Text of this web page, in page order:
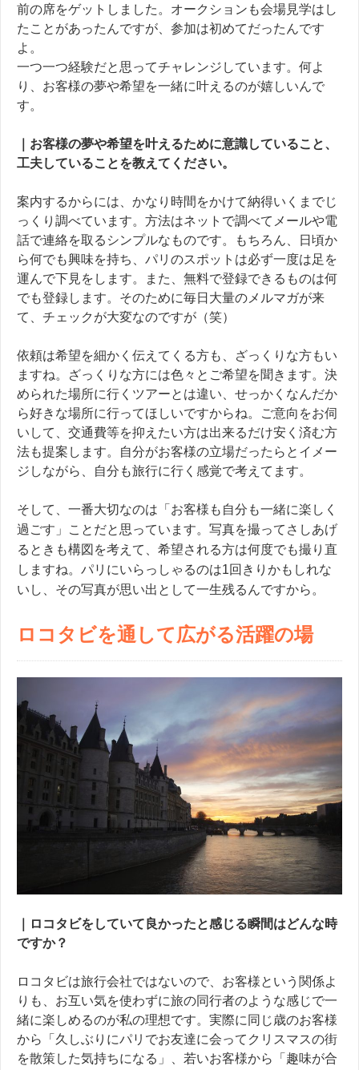
前の席をゲットしました。オークションも会場見学はし
たことがあったんですが、参加は初めてだったんです
よ。
一つ一つ経験だと思ってチャレンジしています。何よ
り、お客様の夢や希望を一緒に叶えるのが嬉しいんで
す。
｜お客様の夢や希望を叶えるために意識していること、
工夫していることを教えてください。
案内するからには、かなり時間をかけて納得いくまでじ
っくり調べています。方法はネットで調べてメールや電
話で連絡を取るシンプルなものです。もちろん、日頃か
ら何でも興味を持ち、パリのスポットは必ず一度は足を
運んで下見をします。また、無料で登録できるものは何
でも登録します。そのために毎日大量のメルマガが来
て、チェックが大変なのですが（笑）
依頼は希望を細かく伝えてくる方も、ざっくりな方もい
ますね。ざっくりな方には色々とご希望を聞きます。決
められた場所に行くツアーとは違い、せっかくなんだか
ら好きな場所に行ってほしいですからね。ご意向をお伺
いして、交通費等を抑えたい方は出来るだけ安く済む方
法も提案します。自分がお客様の立場だったらとイメー
ジしながら、自分も旅行に行く感覚で考えてます。
そして、一番大切なのは 「お客様も自分も一緒に楽しく
過ごす」ことだと思っています。写真を撮ってさしあげ
るときも構図を考えて、希望される方は何度でも撮り直
しますね。パリにいらっしゃるのは1回きりかもしれな
いし、その写真が思い出として一生残るんですから。
ロコタビを通して広がる活躍の場
｜ロコタビをしていて良かったと感じる瞬間はどんな時
ですか？
ロコタビは旅行会社ではないので、お客様という関係よ
りも、お互い気を使わずに旅の同行者のような感じで一
緒に楽しめるのが私の理想です。実際に同じ歳のお客様
から「久しぶりにパリでお友達に会ってクリスマスの街
を散策した気持ちになる」、若いお客様から「趣味が合